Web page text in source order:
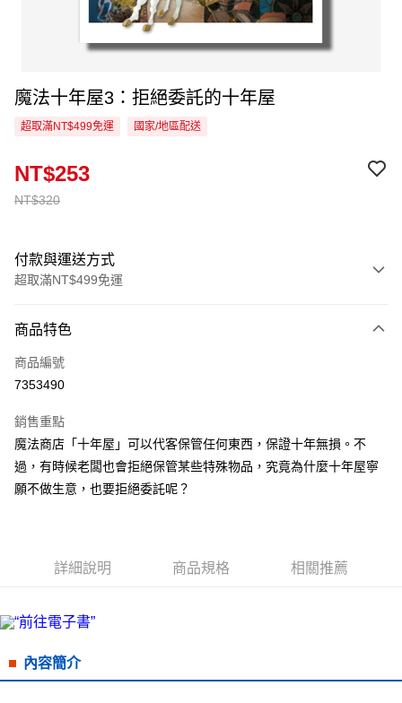
魔法十年屋3：拒絕委託的十年屋
超取滿NT$499免運 國家/地區配送
NT$320
NT$253
付款與運送方式
超取滿NT$499免運
信用卡一次付款
超商取貨付款
Apple Pay
街口支付
全家取貨付款
付款後全家取貨
商品特色
商品編號
7353490
銷售重點
魔法商店「十年屋」可以代客保管任何東西，保證十年無損。不
過，有時候老闆也會拒絕保管某些特殊物品，究竟為什麼十年屋寧
願不做生意，也要拒絕委託呢？
詳細說明 商品規格 相關推薦
內容簡介